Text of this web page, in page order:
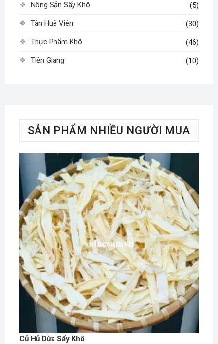
Nông Sản Sấy Khô (5)
Tân Huê Viên (30)
Thực Phẩm Khô (46)
Tiền Giang (10)
SẢN PHẨM NHIỀU NGƯỜI MUA
Củ Hủ Dừa Sấy Khô